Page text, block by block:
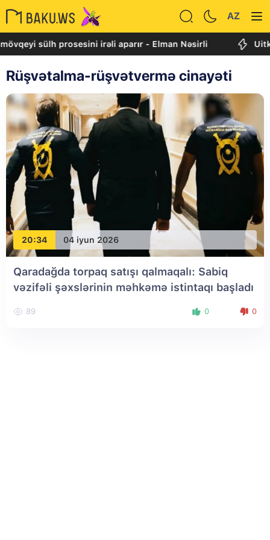
AZ
sülh prosesini irəli aparır - Elman Nəsirli
Rüşvətalma-rüşvətvermə cinayəti
20:34 04 iyun 2026
Qaradağda torpaq satışı qalmaqalı: Sabiq
vəzifəli şəxslərinin məhkəmə istintaqı başladı
89 0 0